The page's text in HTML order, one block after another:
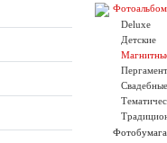
Deluxe
Детские
Свадебные
Фотобумага